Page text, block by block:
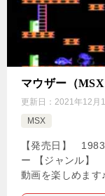
マウザー（MSX
更新日： 2021年12月
MSX
【発売日】
ー 【ジャンル】
動画を楽しめま